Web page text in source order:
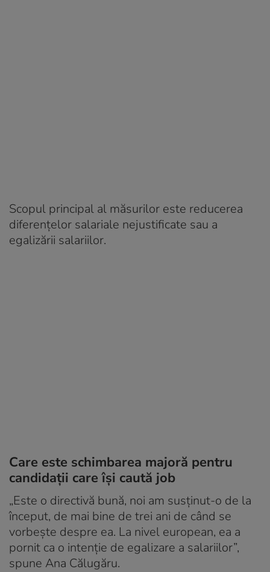
Scopul principal al măsurilor este reducerea
diferențelor salariale nejustificate sau a
egalizării salariilor.
Care este schimbarea majoră pentru
candidații care își caută job
„Este o directivă bună, noi am susținut-o de la
început, de mai bine de trei ani de când se
vorbește despre ea. La nivel european, ea a
pornit ca o intenție de egalizare a salariilor”,
spune Ana Călugăru.